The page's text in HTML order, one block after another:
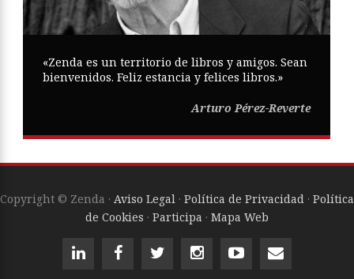
«Zenda es un territorio de libros y amigos. Sean
bienvenidos. Feliz estancia y felices libros.»
Arturo Pérez-Reverte
Copyright © Zenda · Aviso Legal · Política de Privacidad · Política
de Cookies · Participa · Mapa Web